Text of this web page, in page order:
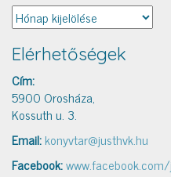
Archívum
Elérhetőségek
Cím:
5900 Orosháza,
Kossuth u. 3.
Email:konyvtar@justhvk.hu
Facebook: